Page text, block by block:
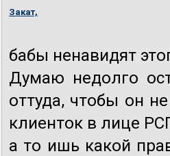
Закат,
бабы ненавидят
Думаю недолго
оттуда, чтобы он
клиенток в лице
а то ишь какой